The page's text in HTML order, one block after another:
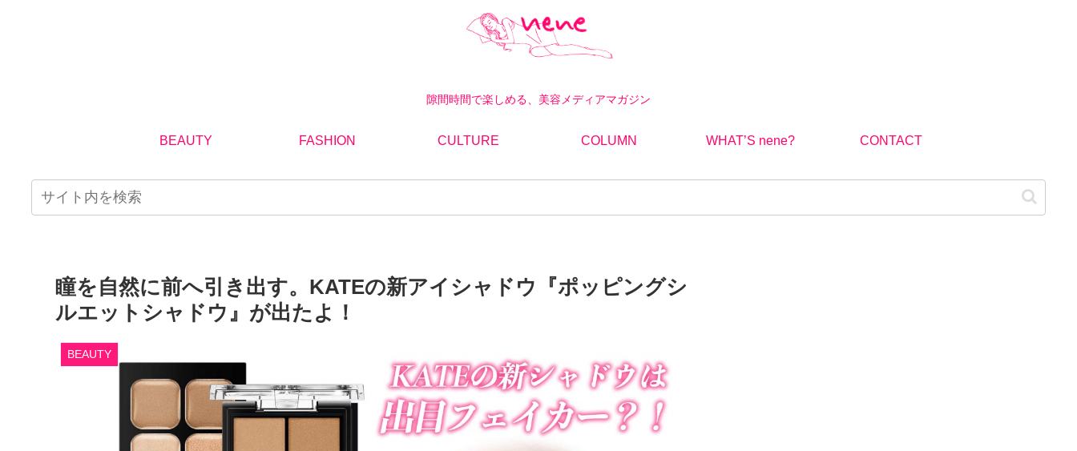
隙間時間で楽しめる、美容メディアマガジン
BEAUTY FASHION CULTURE COLUMN WHAT’S nene? CONTACT
瞳を自然に前へ引き出す。KATEの新アイシャドウ『ポッピングシ
ルエットシャドウ』が出たよ！
BEAUTY